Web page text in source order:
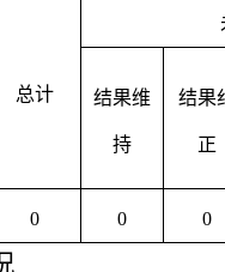
总计 结果维
持
结果
正
0 0 0